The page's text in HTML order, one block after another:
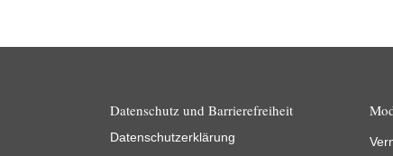
Datenschutz und Barrierefreiheit
Datenschutzerklärung